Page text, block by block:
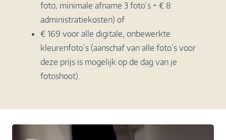
foto, minimale afname 3 foto´s + € 8
administratiekosten) of
€ 169 voor alle digitale, onbewerkte
kleurenfoto´s (aanschaf van alle foto´s voor
deze prijs is mogelijk op de dag van je
fotoshoot).